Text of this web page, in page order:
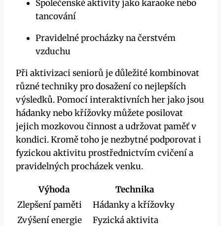
Společenské aktivity jako karaoke nebo
tancování
Pravidelné procházky na čerstvém
vzduchu
Při aktivizaci seniorů je důležité kombinovat
různé techniky pro dosažení co nejlepších
výsledků. Pomocí interaktivních her jako jsou
hádanky nebo křížovky můžete posilovat
jejich mozkovou činnost a udržovat paměť v
kondici. Kromě toho je nezbytné podporovat i
fyzickou aktivitu prostřednictvím cvičení a
pravidelných procházek venku.
Výhoda
Technika
Zlepšení paměti
Hádanky a křížovky
Zvýšení energie
Fyzická aktivita